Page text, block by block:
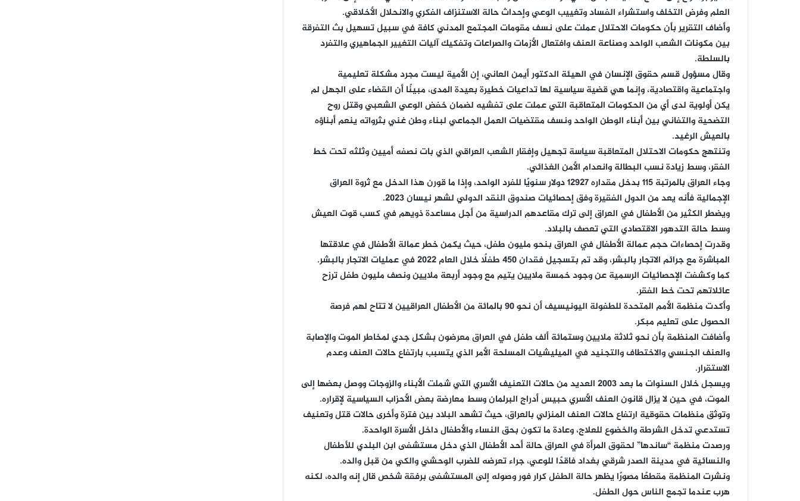
العلم وفرض التخلف واستشراء الفساد وتغييب الوعي وإحداث حالة الاستنزاف الفكري والانحلال الأخلاقي.
وأضاف التقرير بأن حكومات الاحتلال عملت على نسف مقومات المجتمع المدني كافة في سبيل تسهيل بث التفرقة
بين مكونات الشعب الواحد وصناعة العنف وافتعال الأزمات والصراعات وتفكيك آليات التغيير الجماهيري والتفرد
بالسلطة.
وقال مسؤول قسم حقوق الإنسان في الهيئة الدكتور أيمن العاني، إن الأمية ليست مجرد مشكلة تعليمية
واجتماعية واقتصادية، وإنما هي قضية سياسية لها تداعيات خطيرة بعيدة المدى، مبينًا أن القضاء على الجهل لم
يكن أولوية لدى أي من الحكومات المتعاقبة التي عملت على تفشيه لضمان خفض الوعي الشعبي وقتل روح
التضحية والتفاني بين أبناء الوطن الواحد ونسف مقتضيات العمل الجماعي لبناء وطن غني بثرواته ينعم أبناؤه
بالعيش الرغيد.
وتنتهج حكومات الاحتلال المتعاقبة سياسة تجهيل وإفقار الشعب العراقي الذي بات نصفه أميين وثلثه تحت خط
الفقر، وسط زيادة نسب البطالة وانعدام الأمن الغذائي.
وجاء العراق بالمرتبة 115 بدخل مقداره 12927 دولار سنويًا للفرد الواحد، وإذا ما قورن هذا الدخل مع ثروة العراق
الإجمالية فأنه يعد من الدول الفقيرة وفق إحصائيات صندوق النقد الدولي لشهر نيسان 2023.
ويضطر الكثير من الأطفال في العراق إلى ترك مقاعدهم الدراسية من أجل مساعدة ذويهم في كسب قوت العيش
وسط حالة التدهور الاقتصادي التي تعصف بالبلاد.
وقدرت إحصاءات حجم عمالة الأطفال في العراق بنحو مليون طفل، حيث يكمن خطر عمالة الأطفال في علاقتها
المباشرة مع جرائم الاتجار بالبشر، وقد تم بتسجيل فقدان 450 طفلًا خلال العام 2022 في عمليات الاتجار بالبشر.
كما وكشفت الإحصائيات الرسمية عن وجود خمسة ملايين يتيم مع وجود أربعة ملايين ونصف مليون طفل ترزح
عائلاتهم تحت خط الفقر.
وأكدت منظمة الأمم المتحدة للطفولة اليونيسيف أن نحو 90 بالمائة من الأطفال العراقيين لا تتاح لهم فرصة
الحصول على تعليم مبكر.
وأضافت المنظمة بأن نحو ثلاثة ملايين وستمائة ألف طفل في العراق معرضون بشكل جدي لمخاطر الموت والإصابة
والعنف الجنسي والاختطاف والتجنيد في الميليشيات المسلحة الأمر الذي يتسبب بارتفاع حالات العنف وعدم
الاستقرار.
ويسجل خلال السنوات ما بعد 2003 العديد من حالات التعنيف الأسري التي شملت الأبناء والزوجات ووصل بعضها إلى
الموت، في حين لا يزال قانون العنف الأسري حبيس أدراج البرلمان وسط معارضة بعض الأحزاب السياسية لإقراره.
وتوثق منظمات حقوقية ارتفاع حالات العنف المنزلي بالعراق، حيث تشهد البلاد بين فترة وأخرى حالات قتل وتعنيف
تستدعي تدخل الشرطة والخضوع للعلاج، وعادة ما تكون بحق النساء والأطفال داخل الأسرة الواحدة.
ورصدت منظمة “ساندها” لحقوق المرأة في العراق حالة أحد الأطفال الذي دخل مستشفى ابن البلدي للأطفال
والنسائية في مدينة الصدر شرقي بغداد فاقدًا للوعي، جراء تعرضه للضرب الوحشي والكي من قبل والده.
ونشرت المنظمة مقطعًا مصورًا يظهر حالة الطفل كرار فور وصوله إلى المستشفى برفقة شخص قال إنه والده، لكنه
هرب عندما تجمع الناس حول الطفل.